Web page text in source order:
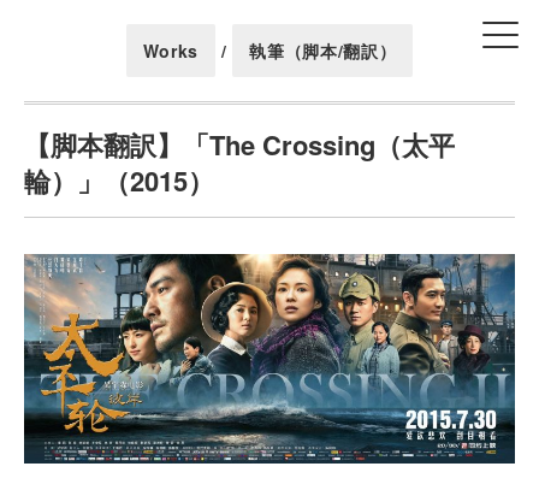
Works / 執筆（脚本/翻訳）
【脚本翻訳】「The Crossing（太平
輪）」（2015）